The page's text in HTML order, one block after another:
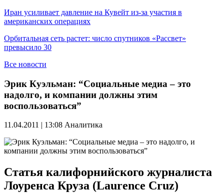
Иран усиливает давление на Кувейт из-за участия в
американских операциях
Орбитальная сеть растет: число спутников «Рассвет»
превысило 30
Все новости
Эрик Куэльман: “Социальные медиа – это
надолго, и компании должны этим
воспользоваться”
11.04.2011 | 13:08 Аналитика
Статья калифорнийского журналиста
Лоуренса Круза (Laurence Cruz)